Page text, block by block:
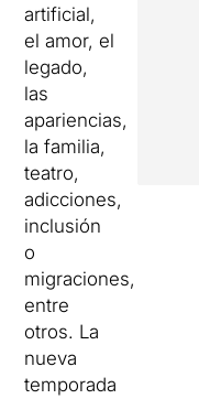
artificial,
el amor, el
legado,
las
apariencias,
la familia,
teatro,
adicciones,
inclusión
o
migraciones,
entre
otros. La
nueva
temporada